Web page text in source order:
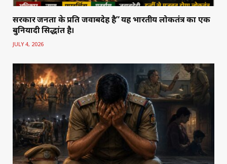
सरकार जनता के प्रति जवाबदेह है” यह भारतीय लोकतंत्र का एक
बुनियादी सिद्धांत है।
JULY 4, 2026